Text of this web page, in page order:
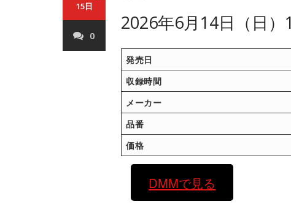
15日
0
2026年6月14日（日
発売日
収録時間
メーカー
品番
価格
DMMで見る